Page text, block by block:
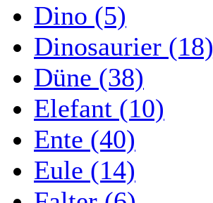
Dino (5)
Dinosaurier (18)
Düne (38)
Elefant (10)
Ente (40)
Eule (14)